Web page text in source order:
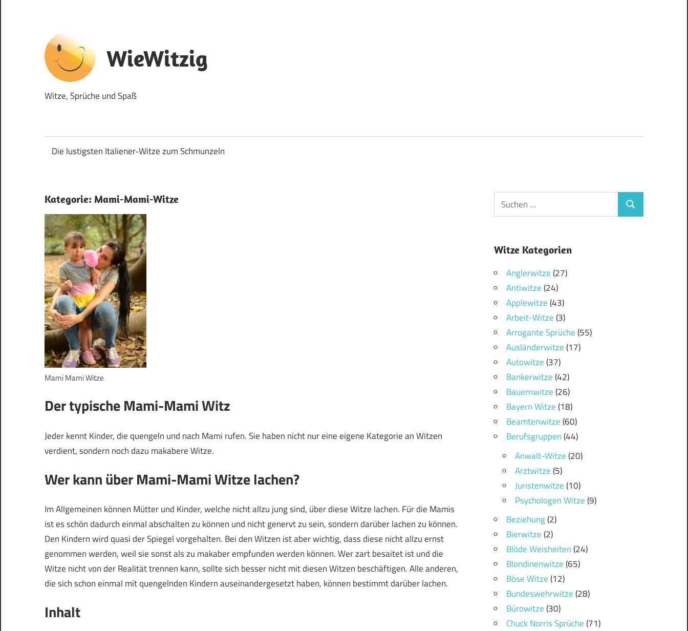
springen
WieWitzig
Witze, Sprüche und Spaß
Die lustigsten Italiener‑Witze zum Schmunzeln
Kategorie: Mami-Mami-Witze
Mami Mami Witze
Der typische Mami-Mami Witz
Jeder kennt Kinder, die quengeln und nach Mami rufen. Sie haben nicht nur eine eigene Kategorie an Witzen
verdient, sondern noch dazu makabere Witze.
Wer kann über Mami-Mami Witze lachen?
Im Allgemeinen können Mütter und Kinder, welche nicht allzu jung sind, über diese Witze lachen. Für die Mamis
ist es schön dadurch einmal abschalten zu können und nicht genervt zu sein, sondern darüber lachen zu können.
Den Kindern wird quasi der Spiegel vorgehalten. Bei den Witzen ist aber wichtig, dass diese nicht allzu ernst
genommen werden, weil sie sonst als zu makaber empfunden werden können. Wer zart besaitet ist und die
Witze nicht von der Realität trennen kann, sollte sich besser nicht mit diesen Witzen beschäftigen. Alle anderen,
die sich schon einmal mit quengelnden Kindern auseinandergesetzt haben, können bestimmt darüber lachen.
Inhalt
Witze Kategorien
Anglerwitze(27)
Antiwitze(24)
Applewitze(43)
Arbeit-Witze(3)
Arrogante Sprüche(55)
Ausländerwitze(17)
Autowitze(37)
Bankerwitze(42)
Bauernwitze(26)
Bayern Witze(18)
Beamtenwitze(60)
Berufsgruppen(44)
Anwalt-Witze(20)
Arztwitze(5)
Juristenwitze(10)
Psychologen Witze(9)
Beziehung(2)
Bierwitze(2)
Blöde Weisheiten(24)
Blondinenwitze(65)
Böse Witze(12)
Bundeswehrwitze(28)
Bürowitze(30)
Chuck Norris Sprüche(71)